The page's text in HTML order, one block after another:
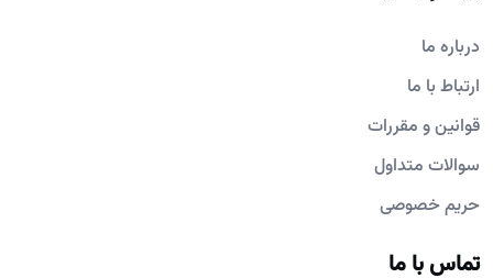
درباره ما
ارتباط با ما
قوانین و مقررات
سوالات متداول
حریم خصوصی
تماس با ما